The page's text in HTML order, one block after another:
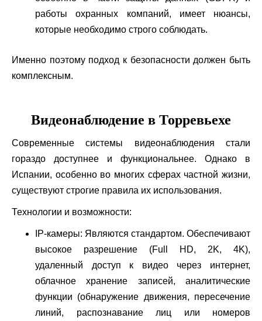
работы охранных компаний, имеет нюансы,
которые необходимо строго соблюдать.
Именно поэтому подход к безопасности должен быть
комплексным.
Видеонаблюдение в Торревьехе
Современные системы видеонаблюдения стали
гораздо доступнее и функциональнее. Однако в
Испании, особенно во многих сферах частной жизни,
существуют строгие правила их использования.
Технологии и возможности:
IP-камеры: Являются стандартом. Обеспечивают
высокое разрешение (Full HD, 2K, 4K),
удаленный доступ к видео через интернет,
облачное хранение записей, аналитические
функции (обнаружение движения, пересечение
линий, распознавание лиц или номеров